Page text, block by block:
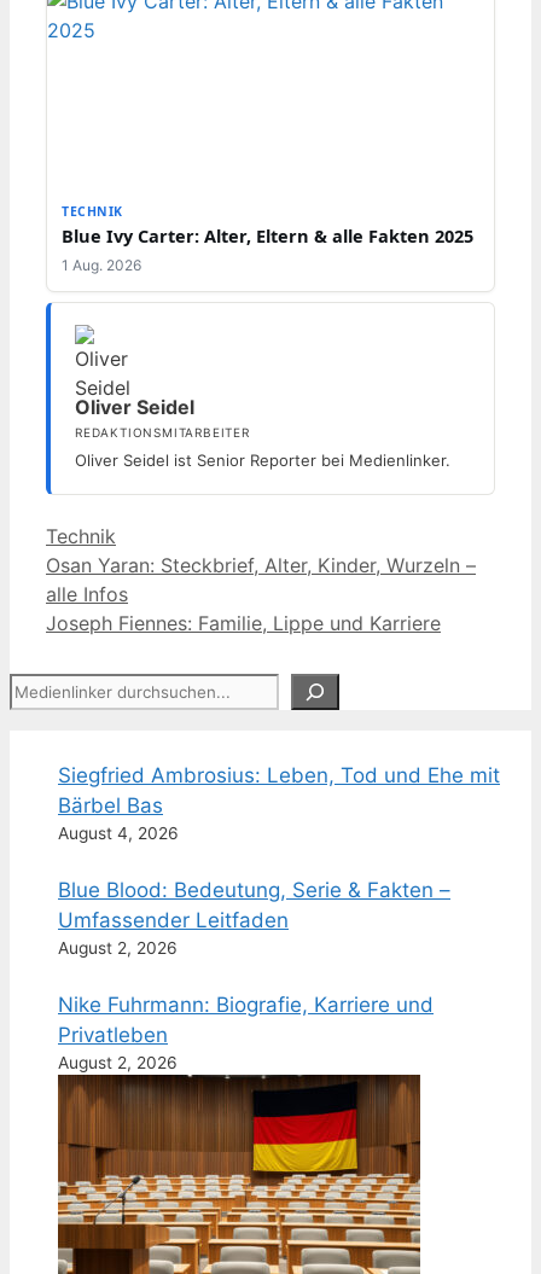
TECHNIK
Blue Ivy Carter: Alter, Eltern & alle Fakten 2025
1 Aug. 2026
Oliver Seidel
REDAKTIONSMITARBEITER
Oliver Seidel ist Senior Reporter bei Medienlinker.
Kategorien
Technik
Osan Yaran: Steckbrief, Alter, Kinder, Wurzeln –
alle Infos
Joseph Fiennes: Familie, Lippe und Karriere
Suchen
Siegfried Ambrosius: Leben, Tod und Ehe mit
Bärbel Bas
August 4, 2026
Blue Blood: Bedeutung, Serie & Fakten –
Umfassender Leitfaden
August 2, 2026
Nike Fuhrmann: Biografie, Karriere und
Privatleben
August 2, 2026